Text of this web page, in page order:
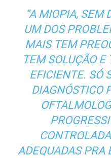
“A MIOPIA, SEM
UM DOS
MAIS TEM
TEM SOLUÇÃO
EFICIENTE. SÓ
DIAGNÓSTICO
ADEQUADAS PRA